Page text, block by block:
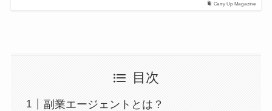
Carry Up Magazine
目次
副業エージェントとは？